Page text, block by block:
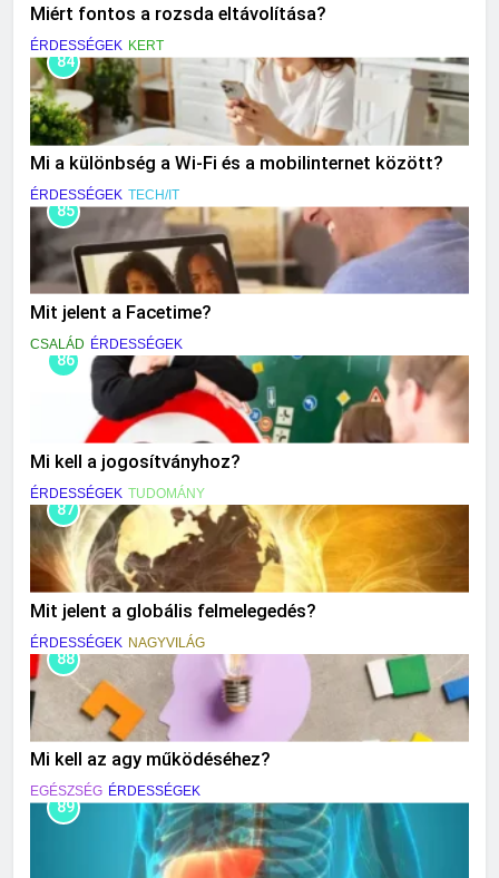
Miért fontos a rozsda eltávolítása?
ÉRDESSÉGEK KERT
84
Mi a különbség a Wi-Fi és a mobilinternet között?
ÉRDESSÉGEK TECH/IT
85
Mit jelent a Facetime?
CSALÁD ÉRDESSÉGEK
86
Mi kell a jogosítványhoz?
ÉRDESSÉGEK TUDOMÁNY
87
Mit jelent a globális felmelegedés?
ÉRDESSÉGEK NAGYVILÁG
88
Mi kell az agy működéséhez?
EGÉSZSÉG ÉRDESSÉGEK
89